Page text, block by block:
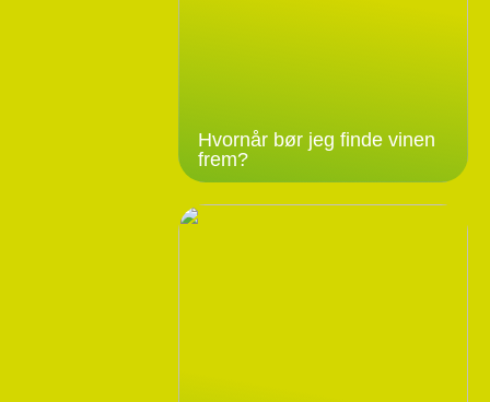
Hvornår bør jeg finde vinen
frem?